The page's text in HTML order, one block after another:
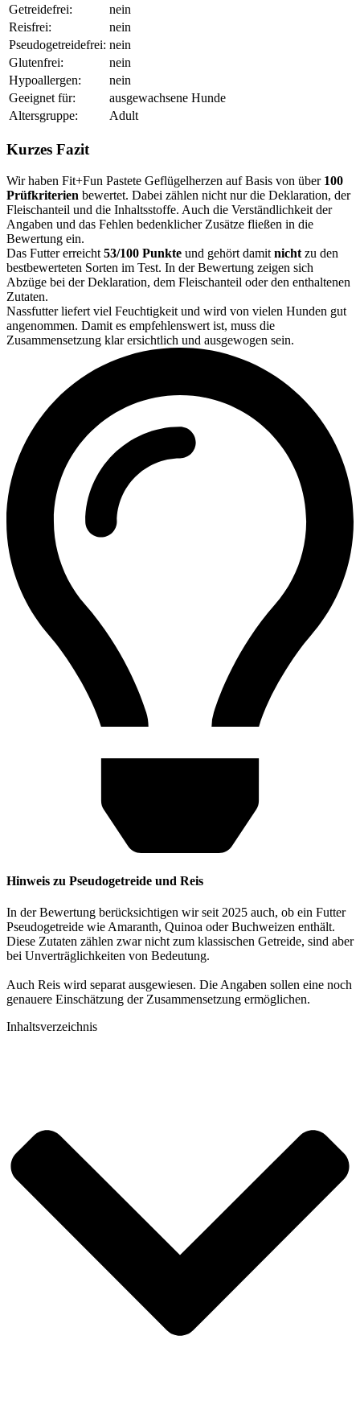
Getreidefrei:
nein
Reisfrei:
nein
Pseudogetreidefrei: nein
Glutenfrei:
nein
Hypoallergen:
nein
Geeignet für:
ausgewachsene Hunde
Altersgruppe:
Adult
Kurzes Fazit
Wir haben Fit+Fun Pastete Geflügelherzen auf Basis von über 100
Prüfkriterien bewertet. Dabei zählen nicht nur die Deklaration, der
Fleischanteil und die Inhaltsstoffe. Auch die Verständlichkeit der
Angaben und das Fehlen bedenklicher Zusätze fließen in die
Bewertung ein.
Das Futter erreicht 53/100 Punkte und gehört damit nicht zu den
bestbewerteten Sorten im Test. In der Bewertung zeigen sich
Abzüge bei der Deklaration, dem Fleischanteil oder den enthaltenen
Zutaten.
Nassfutter liefert viel Feuchtigkeit und wird von vielen Hunden gut
angenommen. Damit es empfehlenswert ist, muss die
Zusammensetzung klar ersichtlich und ausgewogen sein.
Hinweis zu Pseudogetreide und Reis
In der Bewertung berücksichtigen wir seit 2025 auch, ob ein Futter
Pseudogetreide wie Amaranth, Quinoa oder Buchweizen enthält.
Diese Zutaten zählen zwar nicht zum klassischen Getreide, sind aber
bei Unverträglichkeiten von Bedeutung.
Auch Reis wird separat ausgewiesen. Die Angaben sollen eine noch
genauere Einschätzung der Zusammensetzung ermöglichen.
Inhaltsverzeichnis​